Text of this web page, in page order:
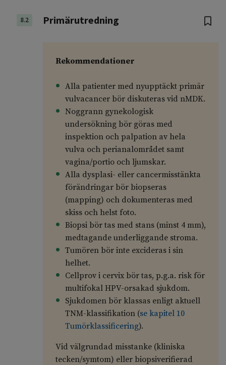
8.2 Primärutredning
Rekommendationer
Alla patienter med nyupptäckt primär
vulvacancer bör diskuteras vid nMDK.
Noggrann gynekologisk
undersökning bör göras med
inspektion och palpation av hela
vulva och perianalområdet samt
vagina/portio och ljumskar.
Alla dysplasi- eller cancermisstänkta
förändringar bör biopseras
(mapping) och dokumenteras med
skiss och helst foto.
Biopsi bör tas med stans (minst 4 mm),
medtagande underliggande stroma.
Tumören bör inte excideras i sin
helhet.
Cellprov i cervix bör tas, p.g.a. risk för
multifokal HPV-orsakad sjukdom.
Sjukdomen bör klassas enligt aktuell
TNM-klassifikation (se kapitel 10
Tumörklassificering).
Vid välgrundad misstanke (kliniska
tecken/symtom) eller biopsiverifierad